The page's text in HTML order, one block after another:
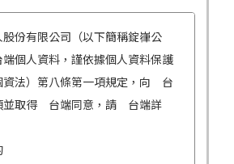
份有限公司（以下簡稱錠嵂公
個人資料，謹依據個人資料保護
資法）第八條第一項規定，向 台
並取得 台端同意，請 台端詳